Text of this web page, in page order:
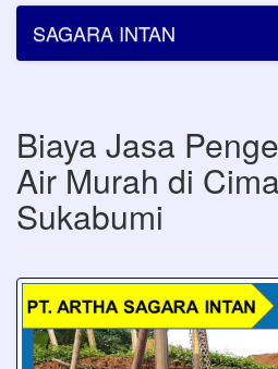
SAGARA INTAN
Biaya Jasa
Air Murah di
Sukabumi